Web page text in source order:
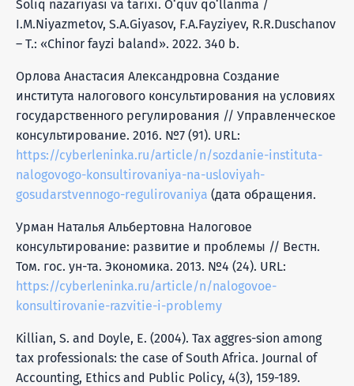
Soliq nazariyasi va tarixi. O‘quv qo‘llanma /
I.M.Niyazmetov, S.A.Giyasov, F.A.Fayziyev, R.R.Duschanov
– T.: «Chinor fayzi baland». 2022. 340 b.
Орлова Анастасия Александровна Создание
института налогового консультирования на условиях
государственного регулирования // Управленческое
консультирование. 2016. №7 (91). URL:
https://cyberleninka.ru/article/n/sozdanie-instituta-
nalogovogo-konsultirovaniya-na-usloviyah-
gosudarstvennogo-regulirovaniya (дата обращения.
Урман Наталья Альбертовна Налоговое
консультирование: развитие и проблемы // Вестн.
Том. гос. ун-та. Экономика. 2013. №4 (24). URL:
https://cyberleninka.ru/article/n/nalogovoe-
konsultirovanie-razvitie-i-problemy
Killian, S. and Doyle, E. (2004). Tax aggres-sion among
tax professionals: the case of South Africa. Journal of
Accounting, Ethics and Public Policy, 4(3), 159-189.